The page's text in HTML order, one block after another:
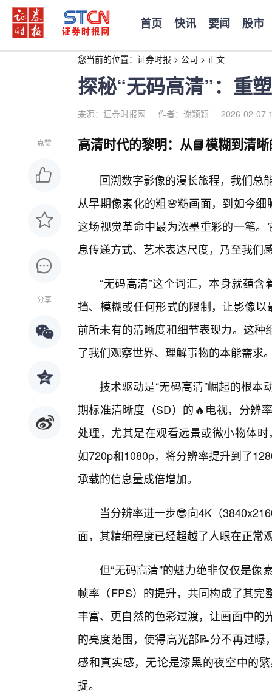
首页 快讯 要闻 股市
您当前的位置： 证券时报 > 公司 > 正文
探秘“无码高清”：重
来源：证券时报网 作者：谢颖颖 2026-02-07
点赞
分享
高清时代的黎明：从📘模糊到清
回溯数字影像的漫长旅程，我们总
从早期像素化的粗🌸糙画面，到如今
这场视觉革命中最为浓墨重彩的一笔
息传递方式、艺术表达尺度，乃至我们
“无码高清”这个词汇，本身就蕴
挡、模糊或任何形式的限制，让影像
前所未有的清晰度和细节表现力。这
了我们观察世界、理解事物的本能需求
技术驱动是“无码高清”崛起的根
期标准清晰度（SD）的🔥电视，分辨
处理，尤其是在观看远景或微小物体
如720p和1080p，将分辨率提升到了
承载的信息量成倍增加。
当分辨率进一步😎向4K（
面，其精细程度已经超越了人眼在正常
但“无码高清”的魅力绝非仅仅是像
帧率（FPS）的提升，共同构成了其
丰富、更自然的色彩过渡，让画面中
的亮度范围，使得高光部📝分不再过
感和真实感，无论是漆黑的夜空中的
捉。